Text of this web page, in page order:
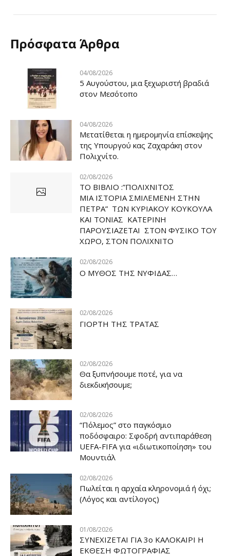
Πρόσφατα Άρθρα
04/08/2026
5 Αυγούστου, μια ξεχωριστή βραδιά
στον Μεσότοπο
04/08/2026
Μετατίθεται η ημερομηνία επίσκεψης
της Υπουργού κας Ζαχαράκη στον
Πολιχνίτο.
02/08/2026
ΤΟ ΒΙΒΛΙΟ :”ΠΟΛΙΧΝΙΤΟΣ
ΜΙΑ ΙΣΤΟΡΙΑ ΣΜΙΛΕΜΕΝΗ ΣΤΗΝ
ΠΕΤΡΑ” ΤΩΝ ΚΥΡΙΑΚΟΥ ΚΟΥΚΟΥΛΑ
ΚΑΙ ΤΟΝΙΑΣ ΚΑΤΕΡΙΝΗ
ΠΑΡΟΥΣΙΑΖΕΤΑΙ ΣΤΟΝ ΦΥΣΙΚΟ ΤOY
ΧΩΡΟ, ΣΤΟΝ ΠΟΛΙΧΝΙΤΟ
02/08/2026
Ο ΜΥΘΟΣ ΤΗΣ ΝΥΦΙΔΑΣ…
02/08/2026
ΓΙΟΡΤΗ ΤΗΣ ΤΡΑΤΑΣ
02/08/2026
Θα ξυπνήσουμε ποτέ, για να
διεκδικήσουμε;
02/08/2026
“Πόλεμος” στο παγκόσμιο
ποδόσφαιρο: Σφοδρή αντιπαράθεση
UEFA-FIFA για «ιδιωτικοποίηση» του
Μουντιάλ
02/08/2026
Πωλείται η αρχαία κληρονομιά ή όχι;
(Λόγος και αντίλογος)
01/08/2026
ΣΥΝΕΧΙΖΕΤΑΙ ΓΙΑ 3ο ΚΑΛΟΚΑΙΡΙ Η
ΕΚΘΕΣΗ ΦΩΤΟΓΡΑΦΙΑΣ